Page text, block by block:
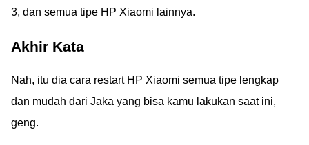
3, dan semua tipe HP Xiaomi lainnya.
Akhir Kata
Nah, itu dia cara restart HP Xiaomi semua tipe lengkap
dan mudah dari Jaka yang bisa kamu lakukan saat ini,
geng.